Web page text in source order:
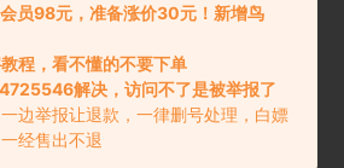
员98元，准备涨价30元！新增鸟
程，看不懂的不要下单
解决，访问不了是被举报了
边举报让退款，一律删号处理，白嫖
经售出不退